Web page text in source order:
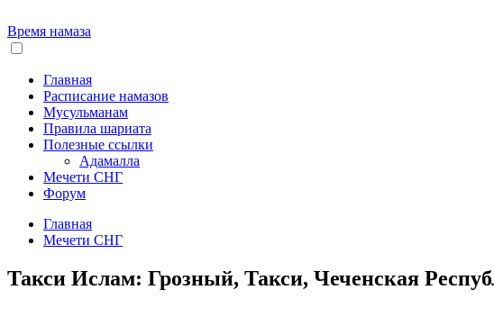
Время намаза
Главная
Расписание намазов
Мусульманам
Правила шариата
Полезные ссылки
Адамалла
Мечети СНГ
Форум
Главная
Мечети СНГ
Такси Ислам: Грозный, Такси, Чеченская